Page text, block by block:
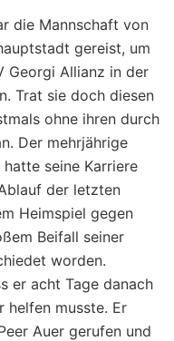
die Mannschaft von
gereist, um
Georgi Allianz in der
Trat sie doch diesen
ohne ihren durch
Der mehrjährige
seine Karriere
der letzten
Heimspiel gegen
Beifall seiner
worden.
er acht Tage danach
helfen musste. Er
Auer gerufen und